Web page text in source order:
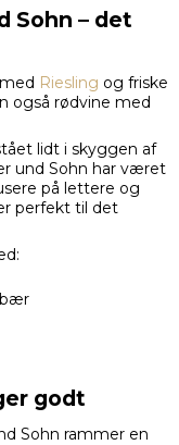
Sohn – det
Riesling og friske
også rødvine med
lidt i skyggen af
und Sohn har været
på lettere og
perfekt til det
godt
Sohn rammer en